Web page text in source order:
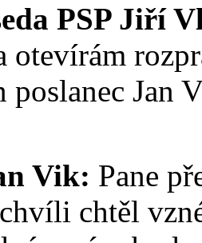
PSP Jiří
otevírám
poslanec Jan
Vik: Pane
chtěl